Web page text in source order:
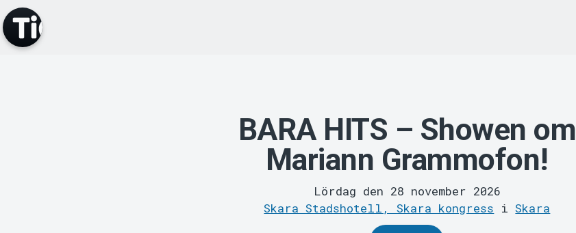
BARA HITS – Showen om
Mariann Grammofon!
Lördag den 28 november 2026
Skara Stadshotell, Skara kongress iSkara